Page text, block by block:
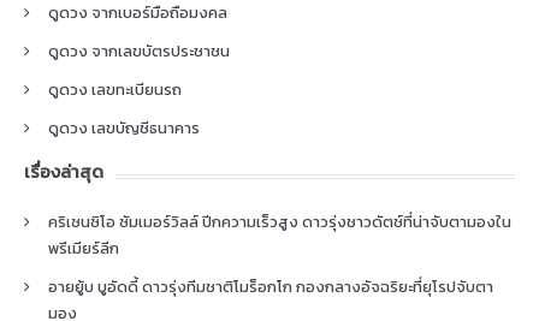
ดูดวง จากเบอร์มือถือมงคล
ดูดวง จากเลขบัตรประชาชน
ดูดวง เลขทะเบียนรถ
ดูดวง เลขบัญชีธนาคาร
เรื่องล่าสุด
คริเซนซิโอ ซัมเมอร์วิลล์ ปีกความเร็วสูง ดาวรุ่งชาวดัตช์ที่น่าจับตามองใน
พรีเมียร์ลีก
อายยู้บ บูอัดดี้ ดาวรุ่งทีมชาติโมร็อกโก กองกลางอัจฉริยะที่ยุโรปจับตา
มอง